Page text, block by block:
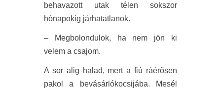
behavazott utak télen sokszor
hónapokig járhatatlanok.
– Megbolondulok, ha nem jön ki
velem a csajom.
A sor alig halad, mert a fiú ráérősen
pakol a bevásárlókocsijába. Mesél